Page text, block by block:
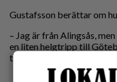
Gustafsson berättar om
– Jag är från Alingsås,
en liten helgtripp till
tillsammans med barnen.